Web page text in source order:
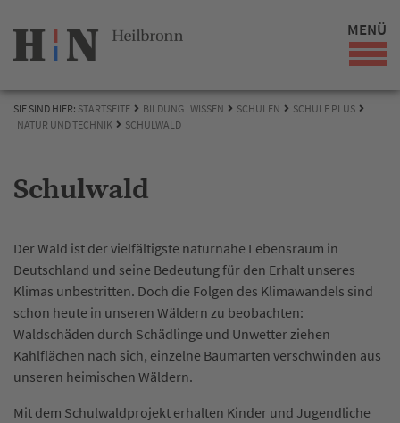
MENÜ
SIE SIND HIER: STARTSEITE BILDUNG | WISSEN SCHULEN
SCHULE PLUS
NATUR UND TECHNIK
SCHULWALD
Schulwald
Der Wald ist der vielfältigste naturnahe Lebensraum in
Deutschland und seine Bedeutung für den Erhalt unseres
Klimas unbestritten. Doch die Folgen des Klimawandels sind
schon heute in unseren Wäldern zu beobachten:
Waldschäden durch Schädlinge und Unwetter ziehen
Kahlflächen nach sich, einzelne Baumarten verschwinden aus
unseren heimischen Wäldern.
Mit dem Schulwaldprojekt erhalten Kinder und Jugendliche